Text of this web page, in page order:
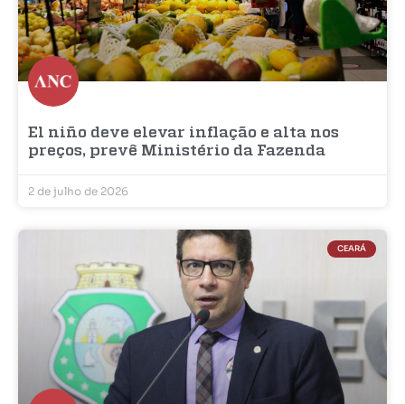
El niño deve elevar inflação e alta nos
preços, prevê Ministério da Fazenda
2 de julho de 2026
CEARÁ